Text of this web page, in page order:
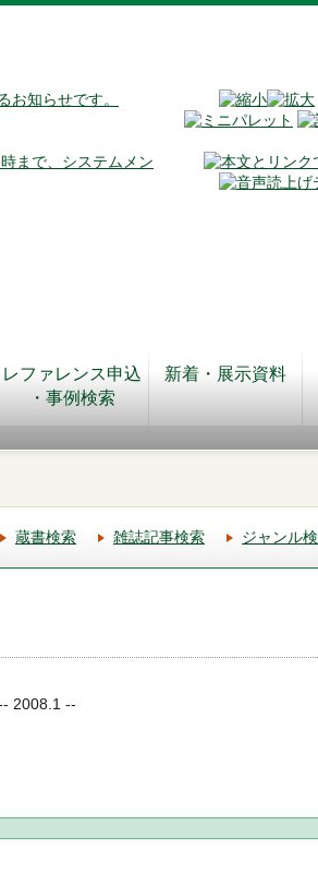
お知らせです。
まで、システムメン
レファレンス申込
・事例検索
新着・展示資料
蔵書検索 雑誌記事検索 ジャンル
2008.1 --